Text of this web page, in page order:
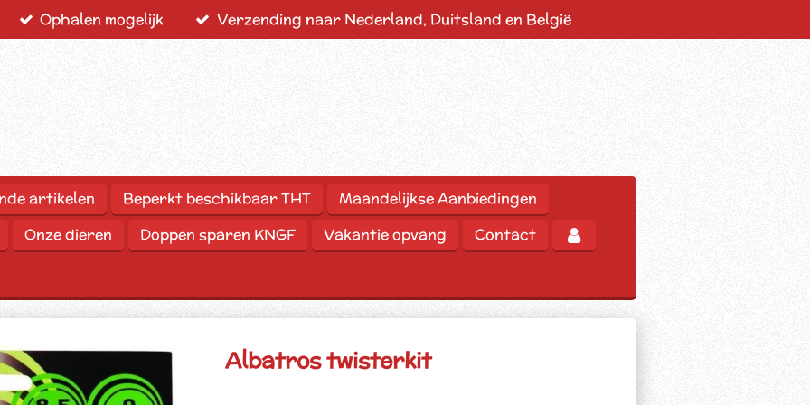
Ophalen mogelijk Verzending naar Nederland, Duitsland en België
artikelen Beperkt beschikbaar THT
Maandelijkse Aanbiedingen
Onze dieren Doppen sparen KNGF Vakantie opvang Contact
Albatros twisterkit